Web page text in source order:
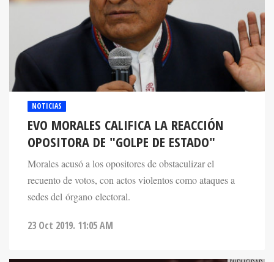
EVO MORALES CALIFICA LA REACCIÓN
OPOSITORA DE "GOLPE DE ESTADO"
Morales acusó a los opositores de obstaculizar el
recuento de votos, con actos violentos como ataques a
sedes del órgano electoral.